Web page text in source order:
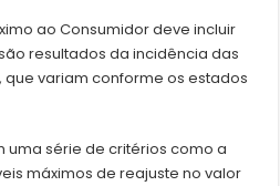
ao Consumidor deve incluir
resultados da incidência das
que variam conforme os estados
uma série de critérios como a
máximos de reajuste no valor